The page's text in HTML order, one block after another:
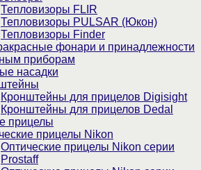
Тепловизоры FLIR
Тепловизоры PULSAR (Юкон)
Тепловизоры Finder
фонари и принадлежности
приборам
насадки
Кронштейны для прицелов Digisight
Кронштейны для прицелов Dedal
прицелы
прицелы Nikon
Оптические прицелы Nikon серии
Prostaff